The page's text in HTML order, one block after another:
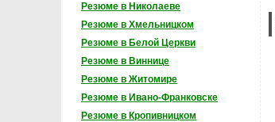
Резюме в Николаеве
Резюме в Хмельницком
Резюме в Белой Церкви
Резюме в Виннице
Резюме в Житомире
Резюме в Ивано-Франковске
Резюме в Кропивницком